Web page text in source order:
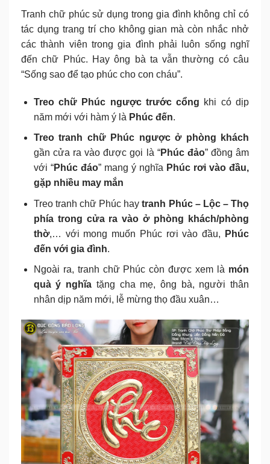
Tranh chữ phúc sử dụng trong gia đình không chỉ có
tác dụng trang trí cho không gian mà còn nhắc nhở
các thành viên trong gia đình phải luôn sống nghĩ
đến chữ Phúc. Hay ông bà ta vẫn thường có câu
“Sống sao để tạo phúc cho con cháu”.
Treo chữ Phúc ngược trước cổng khi có dịp
năm mới với hàm ý là Phúc đến.
Treo tranh chữ Phúc ngược ở phòng khách
gần cửa ra vào được gọi là “Phúc đảo” đồng âm
với “Phúc đáo” mang ý nghĩa Phúc rơi vào đầu,
gặp nhiều may mắn
Treo tranh chữ Phúc haytranh Phúc – Lộc – Thọ
phía trong cửa ra vào ở phòng khách/phòng
thờ,… với mong muốn Phúc rơi vào đầu,
Phúc
đến với gia đình.
Ngoài ra, tranh chữ Phúc còn được xem là món
quà ý nghĩa tặng cha mẹ, ông bà, người thân
nhân dịp năm mới, lễ mừng thọ đầu xuân…